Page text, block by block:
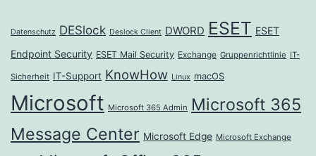
Datenschutz DESlock Deslock Client DWORD ESET ESET
Endpoint Security ESET Mail Security Exchange Gruppenrichtlinie IT-
Sicherheit IT-Support KnowHow Linux macOS
Microsoft Microsoft 365 Admin Microsoft 365
Message Center Microsoft Edge Microsoft Exchange